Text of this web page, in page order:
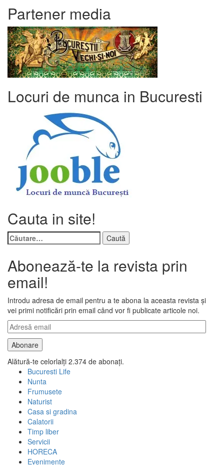
Partener media
Locuri de munca in Bucuresti
Cauta in site!
Caută
după:
Abonează-te la revista prin
email!
Introdu adresa de email pentru a te abona la aceasta revista și
vei primi notificări prin email când vor fi publicate articole noi.
Adresă
email
Abonare
Alătură-te celorlalți 2.374 de abonați.
Bucuresti Life
Nunta
Frumusete
Naturist
Casa si gradina
Calatorii
Timp liber
Servicii
HORECA
Evenimente